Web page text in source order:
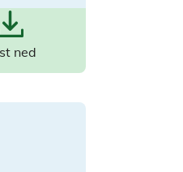
ned